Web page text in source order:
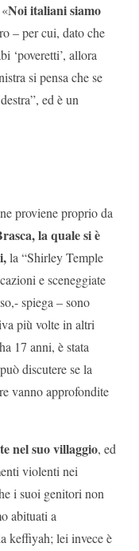
Noi italiani siamo
– per cui, dato che
‘poveretti’, allora
si pensa che se
ed è un
proviene proprio da
la quale si è
la “Shirley Temple
e sceneggiate
spiega – sono
più volte in altri
17 anni, è stata
discutere se la
vanno approfondite
nel suo villaggio, ed
violenti nei
i suoi genitori non
abituati a
keffiyah; lei invece è